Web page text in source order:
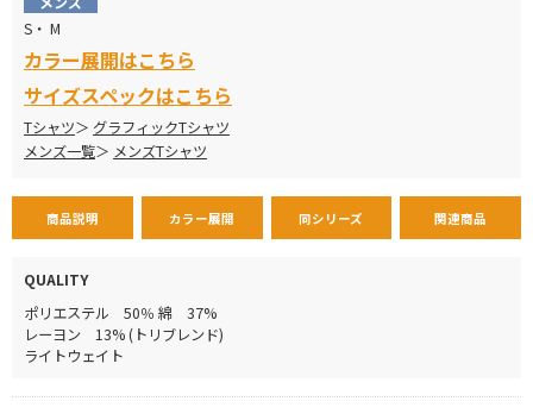
S・ M
カラー展開はこちら
サイズスペックはこちら
Tシャツ
グラフィックTシャツ
メンズ一覧
メンズTシャツ
商品説明 カラー展開 同シリーズ 関連商品
QUALITY
ポリエステル 50％ 綿 37%
レーヨン 13% (トリブレンド)
ライトウェイト